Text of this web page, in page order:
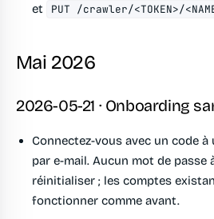
et
PUT /crawler/<TOKEN>/
Mai 2026
2026-05-21 · Onboarding
Connectez-vous avec un code
par e-mail. Aucun mot de passe
réinitialiser ; les comptes
fonctionner comme avant.